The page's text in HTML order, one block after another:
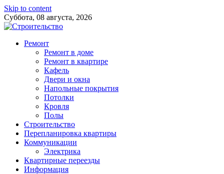
Skip to content
Суббота, 08 августа, 2026
Ремонт
Ремонт в доме
Ремонт в квартире
Кафель
Двери и окна
Напольные покрытия
Потолки
Кровля
Полы
Строительство
Перепланировка квартиры
Коммуникации
Электрика
Квартирные переезды
Информация